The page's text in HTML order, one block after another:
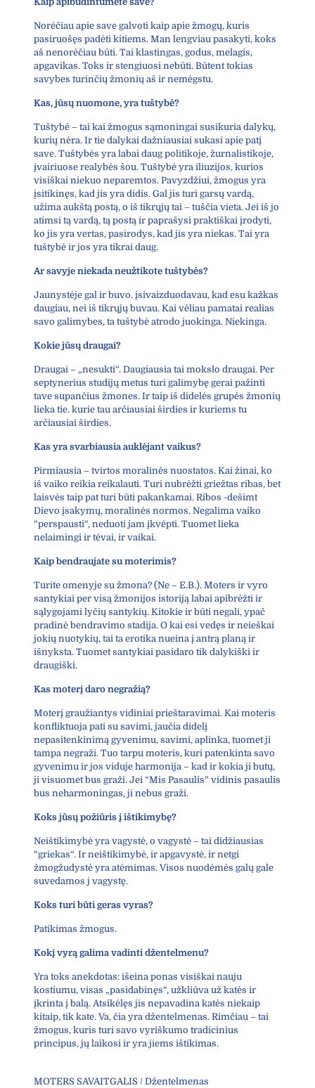
Norėčiau apie save galvoti kaip apie žmogų, kuris
pasiruošęs padėti kitiems. Man lengviau pasakyti, koks
aš nenorėčiau būti. Tai klastingas, godus, melagis,
apgavikas. Toks ir stengiuosi nebūti. Būtent tokias
savybes turinčių žmonių aš ir nemėgstu.
Kas, jūsų nuomone, yra tuštybė?
Tuštybė – tai kai žmogus sąmoningai susikuria dalykų,
kurių nėra. Ir tie dalykai dažniausiai sukasi apie patį
save. Tuštybės yra labai daug politikoje, žurnalistikoje,
įvairiuose realybės šou. Tuštybė yra iliuzijos, kurios
visiškai niekuo neparemtos. Pavyzdžiui, žmogus yra
įsitikinęs, kad jis yra didis. Gal jis turi garsų vardą,
užima aukštą postą, o iš tikrųjų tai – tuščia vieta. Jei iš jo
atimsi tą vardą, tą postą ir paprašysi praktiškai įrodyti,
ko jis yra vertas, pasirodys, kad jis yra niekas. Tai yra
tuštybė ir jos yra tikrai daug.
Ar savyje niekada neužtikote tuštybės?
Jaunystėje gal ir buvo. įsivaizduodavau, kad esu kažkas
daugiau, nei iš tikrųjų buvau. Kai vėliau pamatai realias
savo galimybes, ta tuštybė atrodo juokinga. Niekinga.
Kokie jūsų draugai?
Draugai – „nesukti“. Daugiausia tai mokslo draugai. Per
septynerius studijų metus turi galimybę gerai pažinti
tave supančius žmones. Ir taip iš didelės grupės žmonių
lieka tie. kurie tau arčiausiai širdies ir kuriems tu
arčiausiai širdies.
Kas yra svarbiausia auklėjant vaikus?
Pirmiausia – tvirtos moralinės nuostatos. Kai žinai, ko
iš vaiko reikia reikalauti. Turi nubrėžti griežtas ribas, bet
laisvės taip pat turi būti pakankamai. Ribos -dešimt
Dievo įsakymų, moralinės normos. Negalima vaiko
“perspausti“, neduoti jam įkvėpti. Tuomet lieka
nelaimingi ir tėvai, ir vaikai.
Kaip bendraujate su moterimis?
Turite omenyje su žmona? (Ne – E.B.). Moters ir vyro
santykiai per visą žmonijos istoriją labai apibrėžti ir
sąlygojami lyčių santykių. Kitokie ir būti negali, ypač
pradinė bendravimo stadija. O kai esi vedęs ir neieškai
jokių nuotykių, tai ta erotika nueina į antrą planą ir
išnyksta. Tuomet santykiai pasidaro tik dalykiški ir
draugiški.
Kas moterį daro negražią?
Moterį graužiantys vidiniai prieštaravimai. Kai moteris
konfliktuoja pati su savimi, jaučia didelį
nepasitenkinimą gyvenimu, savimi, aplinka, tuomet ji
tampa negraži. Tuo tarpu moteris, kuri patenkinta savo
gyvenimu ir jos viduje harmonija – kad ir kokia ji butų,
ji visuomet bus graži. Jei “Mis Pasaulis” vidinis pasaulis
bus neharmoningas, ji nebus graži.
Koks jūsų požiūris į ištikimybę?
Neištikimybė yra vagystė, o vagystė – tai didžiausias
“griekas“. Ir neištikimybė, ir apgavystė, ir netgi
žmogžudystė yra atėmimas. Visos nuodėmės galų gale
suvedamos j vagystę.
Koks turi būti geras vyras?
Patikimas žmogus.
Kokį vyrą galima vadinti džentelmenu?
Yra toks anekdotas: išeina ponas visiškai nauju
kostiumu, visas „pasidabinęs“, užkliūva už katės ir
įkrinta į balą. Atsikėlęs jis nepavadina katės niekaip
kitaip, tik kate. Va, čia yra džentelmenas. Rimčiau – tai
žmogus, kuris turi savo vyriškumo tradicinius
principus, jų laikosi ir yra jiems ištikimas.
MOTERS SAVAITGALIS / Džentelmenas